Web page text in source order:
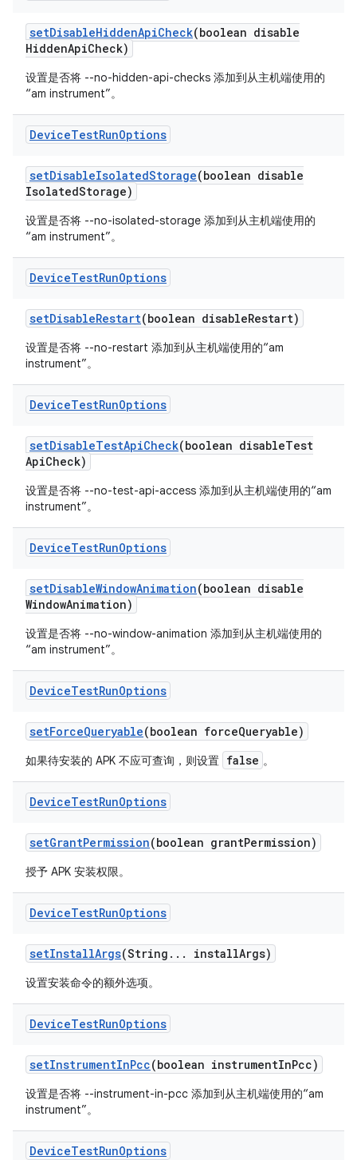
setDisableHiddenApiCheck(boolean disable
HiddenApiCheck)
设置是否将 --no-hidden-api-checks 添加到从主机端使用的
“am instrument”。
DeviceTestRunOptions
setDisableIsolatedStorage(boolean disable
IsolatedStorage)
设置是否将 --no-isolated-storage 添加到从主机端使用的
“am instrument”。
DeviceTestRunOptions
setDisableRestart(boolean disableRestart)
设置是否将 --no-restart 添加到从主机端使用的“am
instrument”。
DeviceTestRunOptions
setDisableTestApiCheck(boolean disableTest
ApiCheck)
设置是否将 --no-test-api-access 添加到从主机端使用的“am
instrument”。
DeviceTestRunOptions
setDisableWindowAnimation(boolean disable
WindowAnimation)
设置是否将 --no-window-animation 添加到从主机端使用的
“am instrument”。
DeviceTestRunOptions
setForceQueryable(boolean forceQueryable)
如果待安装的 APK 不应可查询，则设置 false 。
DeviceTestRunOptions
setGrantPermission(boolean grantPermission)
授予 APK 安装权限。
DeviceTestRunOptions
setInstallArgs(String . . . installArgs)
设置安装命令的额外选项。
DeviceTestRunOptions
setInstrumentInPcc(boolean instrumentInPcc)
设置是否将 --instrument-in-pcc 添加到从主机端使用的“am
instrument”。
DeviceTestRunOptions